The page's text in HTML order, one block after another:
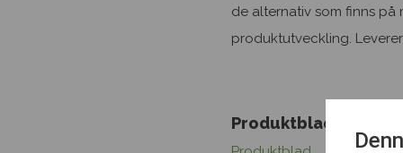
de alternativ som finns på
produktutveckling.
Produktblad och